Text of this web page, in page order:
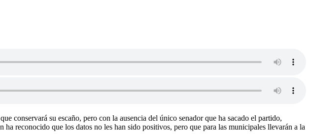
conservará su escaño, pero con la ausencia del único senador que ha sacado el partido,
reconocido que los datos no les han sido positivos, pero que para las municipales llevarán a la